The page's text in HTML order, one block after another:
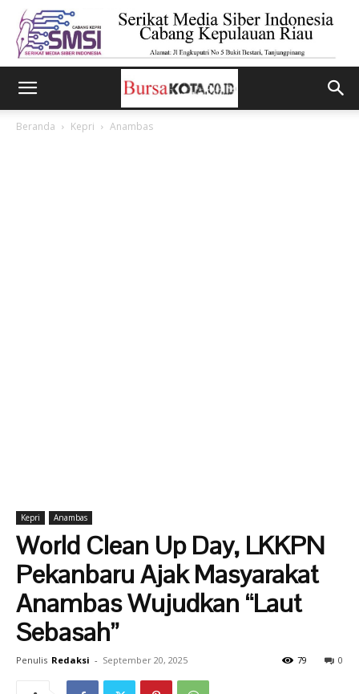
Beranda Kepri Anambas
Kepri Anambas
World Clean Up Day, LKKPN
Pekanbaru Ajak Masyarakat
Anambas Wujudkan “Laut
Sebasah”
Penulis Redaksi - September 20, 2025 0
79